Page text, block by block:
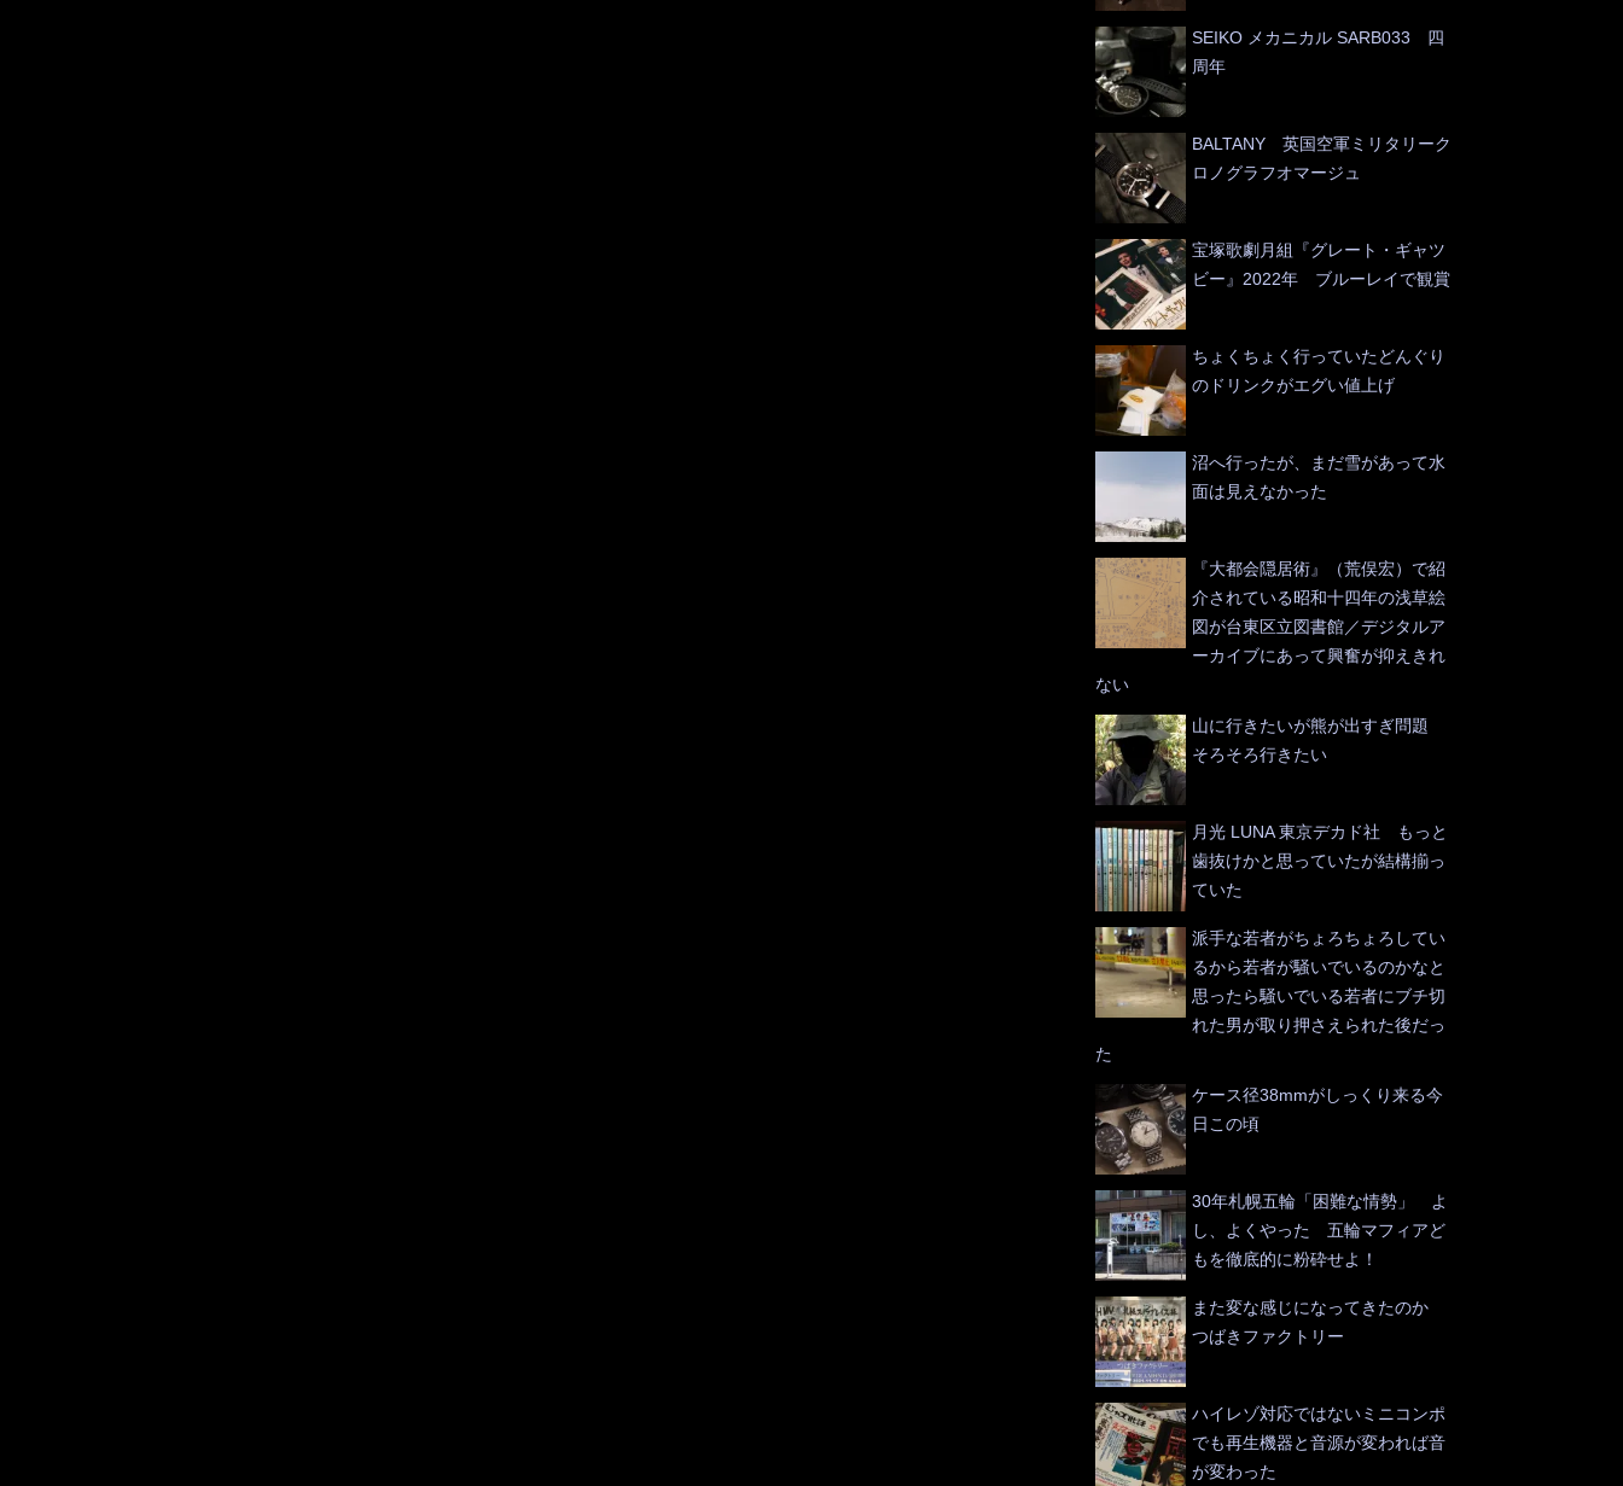
SEIKO メカニカル SARB033 四
周年
BALTANY 英国空軍ミリタリーク
ロノグラフオマージュ
宝塚歌劇月組『グレート・ギャツ
ビー』2022年 ブルーレイで観賞
ちょくちょく行っていたどんぐり
のドリンクがエグい値上げ
沼へ行ったが、まだ雪があって水
面は見えなかった
『大都会隠居術』（荒俣宏）で紹
介されている昭和十四年の浅草絵
図が台東区立図書館／デジタルア
ーカイブにあって興奮が抑えきれ
ない
山に行きたいが熊が出すぎ問題
そろそろ行きたい
月光 LUNA 東京デカド社 もっと
歯抜けかと思っていたが結構揃っ
ていた
派手な若者がちょろちょろしてい
るから若者が騒いでいるのかなと
思ったら騒いでいる若者にブチ切
れた男が取り押さえられた後だっ
た
ケース径38mmがしっくり来る今
日この頃
30年札幌五輪「困難な情勢」 よ
し、よくやった 五輪マフィアど
もを徹底的に粉砕せよ！
また変な感じになってきたのか
つばきファクトリー
ハイレゾ対応ではないミニコンポ
でも再生機器と音源が変われば音
が変わった